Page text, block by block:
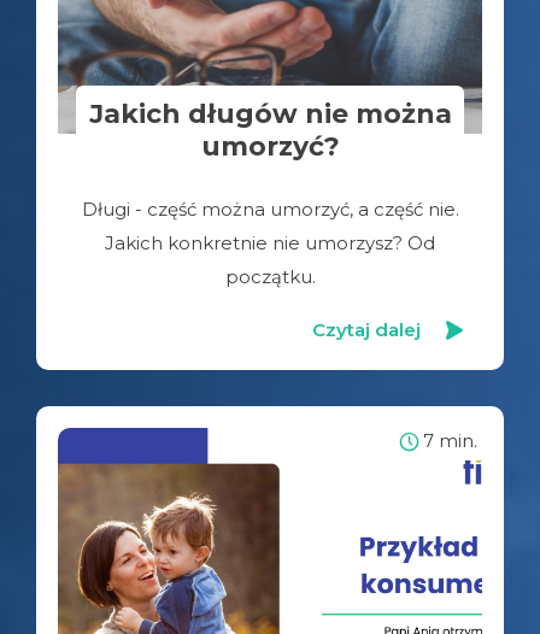
Jakich długów nie można
umorzyć?
Długi - część można umorzyć, a część nie.
Jakich konkretnie nie umorzysz? Od
początku.
Czytaj dalej
7 min.